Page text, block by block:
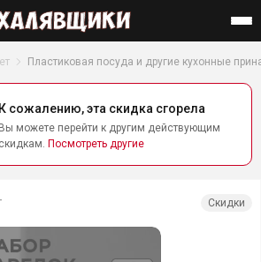
Найти
Пластиковая посуда и другие кухонные
К сожалению, эта скидка сгорела
Вы можете перейти к другим действующим
скидкам. Посмотреть другие
Скидки